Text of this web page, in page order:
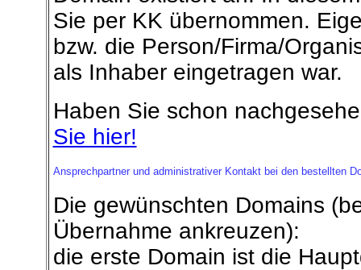
Sie per KK übernommen.
bzw. die Person/Firma/
als Inhaber eingetragen war.
Haben Sie schon
Sie hier!
Ansprechpartner und administrativer Kontakt bei den bestellten
Die gewünschten Domains
Übernahme ankreuzen):
die erste Domain ist die